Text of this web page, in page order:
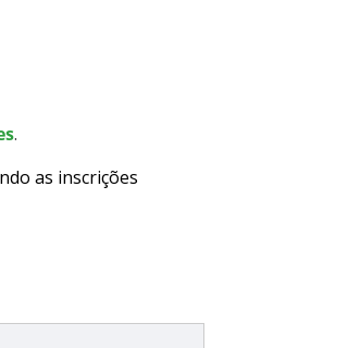
.
as inscrições